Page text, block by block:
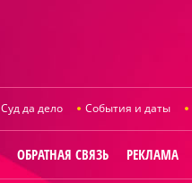
Суд да дело События и даты
ОБРАТНАЯ СВЯЗЬ РЕКЛАМА